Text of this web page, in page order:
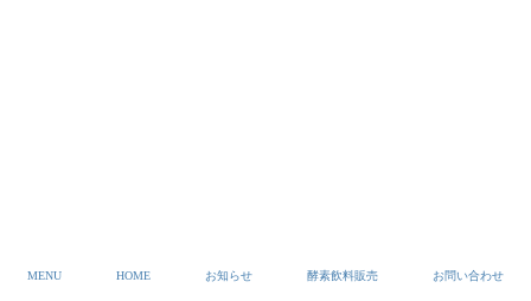
MENU HOME お知らせ 酵素飲料販売 お問い合わせ